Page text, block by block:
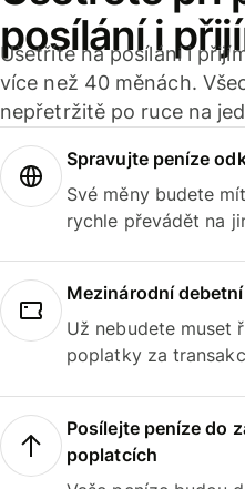
posílání i
Ušetříte na posílání i
více než 40 měnách.
nepřetržitě po ruce na
Spravujte peníze
Své měny budete
rychle převádět na
Mezinárodní
Už nebudete muset
poplatky za
Posílejte peníze do
poplatcích